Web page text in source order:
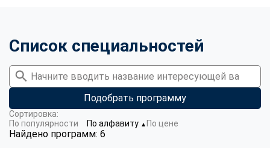
Список специальностей
Подобрать программу
Найдено программ: 6
Сортировка:
По популярности
По алфавиту ▼ По цене